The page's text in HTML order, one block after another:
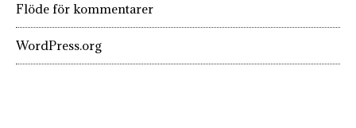
Flöde för kommentarer
WordPress.org